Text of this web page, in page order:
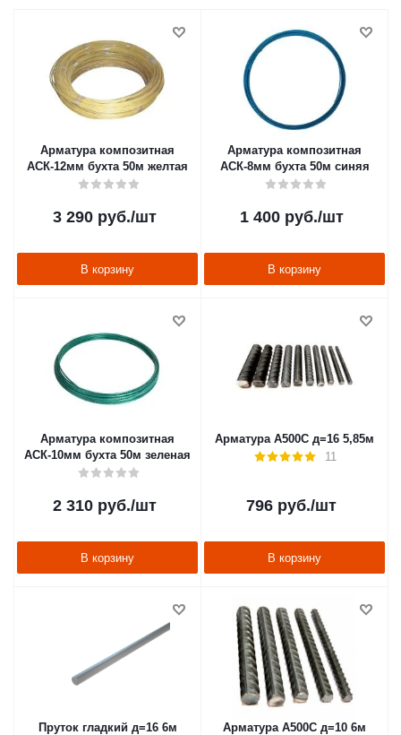
Арматура композитная
АСК-12мм бухта 50м желтая
3 290руб./шт
В корзину
Арматура композитная
АСК-8мм бухта 50м синяя
1 400руб./шт
В корзину
Арматура композитная
АСК-10мм бухта 50м зеленая
2 310руб./шт
В корзину
Арматура А500С д=16 5,85м
11
796 руб./шт
В корзину
Пруток гладкий д=16 6м
Арматура А500С д=10 6м